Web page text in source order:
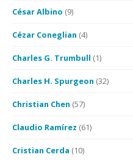
César Albino (9)
Cézar Coneglian (4)
Charles G. Trumbull (1)
Charles H. Spurgeon (32)
Christian Chen (57)
Claudio Ramírez (61)
Cristian Cerda (10)